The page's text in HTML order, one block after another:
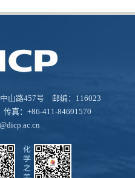
山路457号 邮编：116023
真：+86-411-84691570